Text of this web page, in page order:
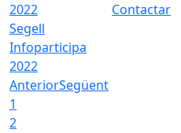
Segell
Infoparticipa
2022
Contactar
AnteriorSegüent
1
2